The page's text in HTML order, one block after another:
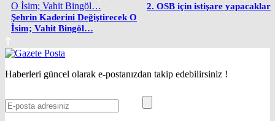
Şehrin Kaderini Değiştirecek O
İsim; Vahit Bingöl…
2. OSB için istişare yapacaklar
Haberleri güncel olarak e-postanızdan takip edebilirsiniz !